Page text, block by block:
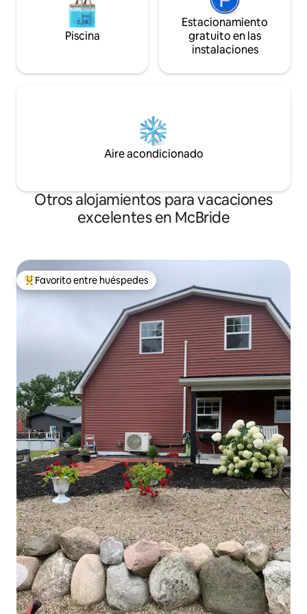
Piscina
Estacionamiento
gratuito en las
instalaciones
Aire acondicionado
Otros alojamientos para vacaciones
excelentes en McBride
Favorito entre huéspedes preferido
Favorito entre huéspedes